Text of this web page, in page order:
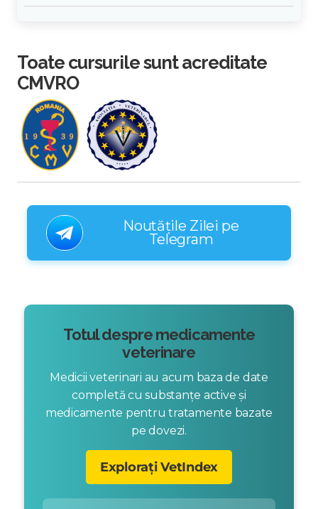
Toate cursurile sunt acreditate
CMVRO
Noutățile Zilei pe
Telegram
Totul despre medicamente
veterinare
Medicii veterinari au acum baza de date
completă cu substanțe active și
medicamente pentru tratamente bazate
pe dovezi.
Explorați VetIndex